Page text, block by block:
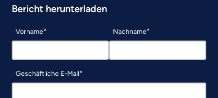
Bericht herunterladen
Vorname Nachname
Geschäftliche E-Mail